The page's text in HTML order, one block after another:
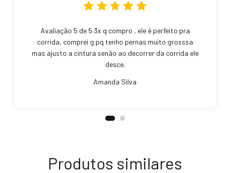
Avaliação 5 de 5 3x q compro , ele é perfeito pra
corrida, comprei g pq tenho pernas muito grosssa
mas ajusto a cintura senão ao decorrer da corrida ele
desce.
Amanda Silva
Produtos similares